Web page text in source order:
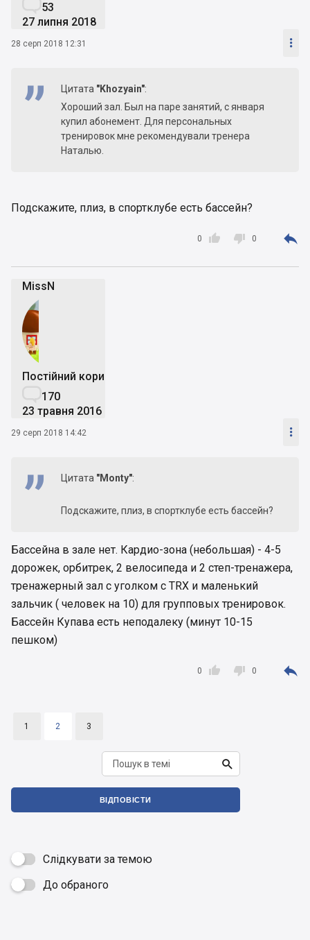
53
27 липня 2018
28 серп 2018 12:31 
Цитата "Khozyain":
Хороший зал. Был на паре занятий, с января
купил абонемент. Для персональных
тренировок мне рекомендували тренера
Наталью.
Подскажите, плиз, в спортклубе есть бассейн?

0  0 
MissN
Постійний користувач
170
23 травня 2016
29 серп 2018 14:42 
Цитата "Monty":
Подскажите, плиз, в спортклубе есть бассейн?
Бассейна в зале нет. Кардио-зона (небольшая) - 4-5
дорожек, орбитрек, 2 велосипеда и 2 степ-тренажера,
тренажерный зал с уголком с TRX и маленький
зальчик ( человек на 10) для групповых тренировок.
Бассейн Купава есть неподалеку (минут 10-15
пешком)

0  0 
1 2 3

ВІДПОВІСТИ
Слідкувати за темою
 До обраного